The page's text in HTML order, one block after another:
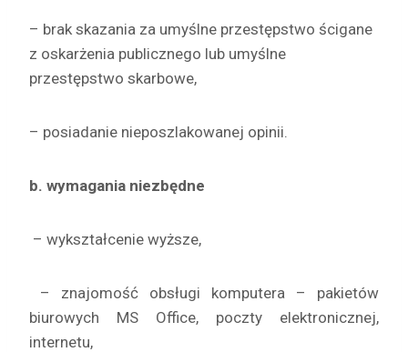
– brak skazania za umyślne przestępstwo ścigane
z oskarżenia publicznego lub umyślne
przestępstwo skarbowe,
– posiadanie nieposzlakowanej opinii.
b. wymagania niezbędne
– wykształcenie wyższe,
– znajomość obsługi komputera – pakietów
biurowych MS Office, poczty elektronicznej,
internetu,